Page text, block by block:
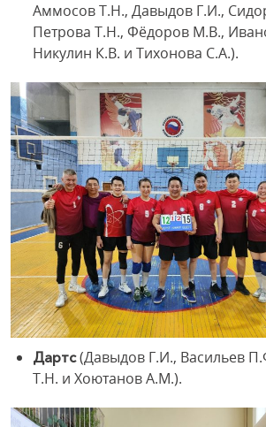
Аммосов Т.Н., Давыдов Г.И.,
Петрова Т.Н., Фёдоров М.В.,
Никулин К.В. и Тихонова С.А.).
Дартс(Давыдов Г.И., Васильев
Т.Н. и Хоютанов А.М.).